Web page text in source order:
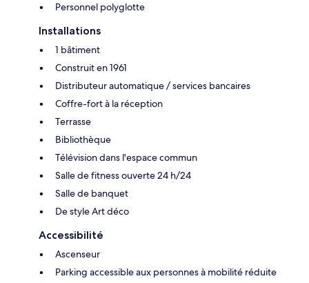
Personnel polyglotte
Installations
1 bâtiment
Construit en 1961
Distributeur automatique / services bancaires
Coffre-fort à la réception
Terrasse
Bibliothèque
Télévision dans l'espace commun
Salle de fitness ouverte 24 h/24
Salle de banquet
De style Art déco
Accessibilité
Ascenseur
Parking accessible aux personnes à mobilité réduite